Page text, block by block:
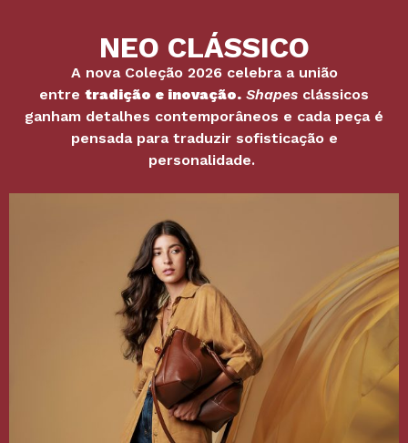
NEO CLÁSSICO
A nova Coleção 2026 celebra a união
entre tradição e inovação. Shapes clássicos
ganham detalhes contemporâneos e cada peça é
pensada para traduzir sofisticação e
personalidade.